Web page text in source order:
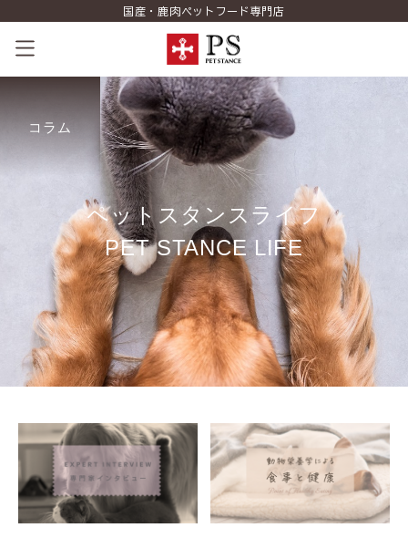
国産・鹿肉ペットフード専門店
ペットスタンスの歴史
コラム（PETSTANCE LIFE）
お知らせ
ご相談室
ショッピング
ご利用ガイド
プライバシーポリシー
特定商取引法について
コラム
ペット ス タンス ラ イフ
PET STANCE LIFE